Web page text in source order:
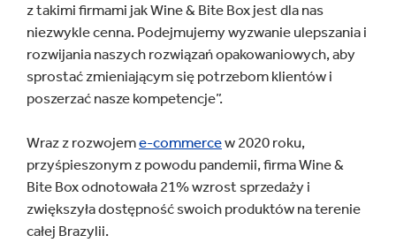
z takimi firmami jak Wine & Bite Box jest dla nas
niezwykle cenna. Podejmujemy wyzwanie ulepszania i
rozwijania naszych rozwiązań opakowaniowych, aby
sprostać zmieniającym się potrzebom klientów i
poszerzać nasze kompetencje”.
Wraz z rozwojeme-commercew 2020 roku,
przyśpieszonym z powodu pandemii, firma Wine &
Bite Box odnotowała 21% wzrost sprzedaży i
zwiększyła dostępność swoich produktów na terenie
całej Brazylii.